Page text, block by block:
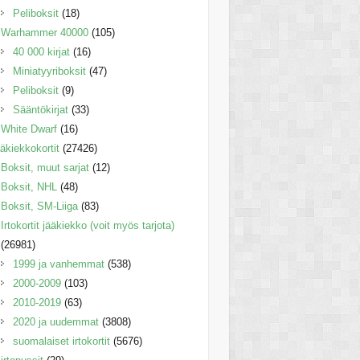
Peliboksit (18)
Warhammer 40000 (105)
40 000 kirjat (16)
Miniatyyriboksit (47)
Peliboksit (9)
Sääntökirjat (33)
White Dwarf (16)
(27426)
Boksit, muut sarjat (12)
Boksit, NHL (48)
Boksit, SM-Liiga (83)
Irtokortit jääkiekko (voit myös tarjota)
(26981)
1999 ja vanhemmat (538)
2000-2009 (103)
2010-2019 (63)
2020 ja uudemmat (3808)
suomalaiset irtokortit (5676)